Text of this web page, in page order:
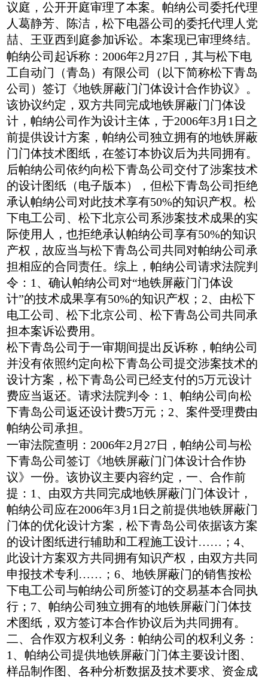
议庭，公开开庭审理了本案。帕纳公司委托代理
人葛静芳、陈洁，松下电器公司的委托代理人党
喆、王亚西到庭参加诉讼。本案现已审理终结。
帕纳公司起诉称：2006年2月27日，其与松下电
工自动门（青岛）有限公司（以下简称松下青岛
公司）签订《地铁屏蔽门门体设计合作协议》。
该协议约定，双方共同完成地铁屏蔽门门体设
计，帕纳公司作为设计主体，于2006年3月1日之
前提供设计方案，帕纳公司独立拥有的地铁屏蔽
门门体技术图纸，在签订本协议后为共同拥有。
后帕纳公司依约向松下青岛公司交付了涉案技术
的设计图纸（电子版本），但松下青岛公司拒绝
承认帕纳公司对此技术享有50%的知识产权。松
下电工公司、松下北京公司系涉案技术成果的实
际使用人，也拒绝承认帕纳公司享有50%的知识
产权，故应当与松下青岛公司共同对帕纳公司承
担相应的合同责任。综上，帕纳公司请求法院判
令：1、确认帕纳公司对“地铁屏蔽门门体设
计”的技术成果享有50%的知识产权；2、由松下
电工公司、松下北京公司、松下青岛公司共同承
担本案诉讼费用。
松下青岛公司于一审期间提出反诉称，帕纳公司
并没有依照约定向松下青岛公司提交涉案技术的
设计方案，松下青岛公司已经支付的5万元设计
费应当返还。请求法院判令：1、帕纳公司向松
下青岛公司返还设计费5万元；2、案件受理费由
帕纳公司承担。
一审法院查明：2006年2月27日，帕纳公司与松
下青岛公司签订《地铁屏蔽门门体设计合作协
议》一份。该协议主要内容约定，一、合作前
提：1、由双方共同完成地铁屏蔽门门体设计，
帕纳公司应在2006年3月1日之前提供地铁屏蔽门
门体的优化设计方案，松下青岛公司依据该方案
的设计图纸进行辅助和工程施工设计……；4、
此设计方案双方共同拥有知识产权，由双方共同
申报技术专利……；6、地铁屏蔽门的销售按松
下电工公司与帕纳公司所签订的交易基本合同执
行；7、帕纳公司独立拥有的地铁屏蔽门门体技
术图纸，双方签订本合作协议后为共同拥有。
二、合作双方权利义务：帕纳公司的权利义务：
1、帕纳公司提供地铁屏蔽门门体主要设计图、
样品制作图、各种分析数据及技术要求、资金成